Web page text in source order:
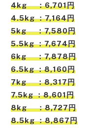
4kg ：6,701円
4.5kg ：7,164円
5kg ：7,580円
5.5kg ：7,674円
6kg ：7,878円
6.5kg ：8,160円
7kg ：8,317円
7.5kg ：8,601円
8kg ：8,727円
8.5kg ：8,867円